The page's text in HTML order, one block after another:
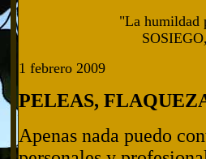
"La humildad
1 febrero 2009
PELEAS,
Apenas nada puedo